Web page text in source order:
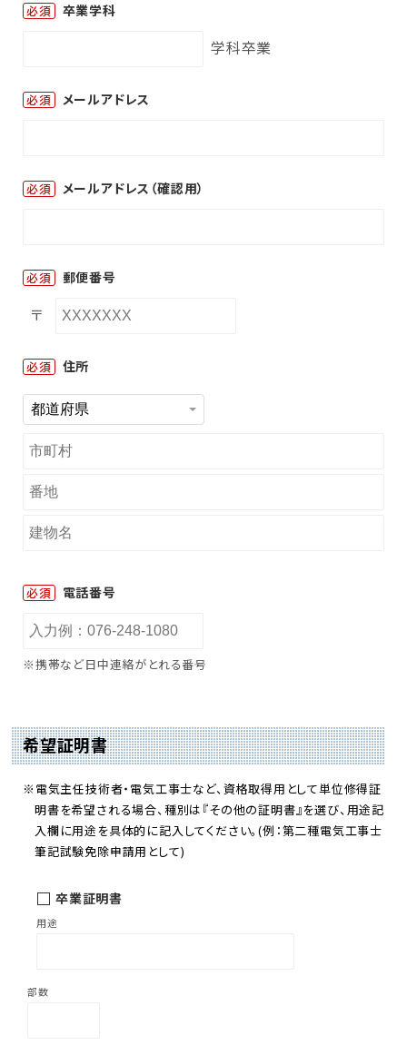
必須 卒業学科
学科卒業
必須 メールアドレス
必須 メールアドレス（確認用）
必須 郵便番号
〒
必須 住所
必須 電話番号
※携帯など日中連絡がとれる番号
希望証明書
※電気主任技術者・電気工事士など、資格取得用として単位修得証
明書を希望される場合、種別は『その他の証明書』を選び、用途記
入欄に用途を具体的に記入してください。(例：第二種電気工事士
筆記試験免除申請用として)
卒業証明書